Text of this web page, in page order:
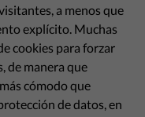
a menos que
explícito. Muchas
cookies para forzar
de manera que
cómodo que
de datos, en